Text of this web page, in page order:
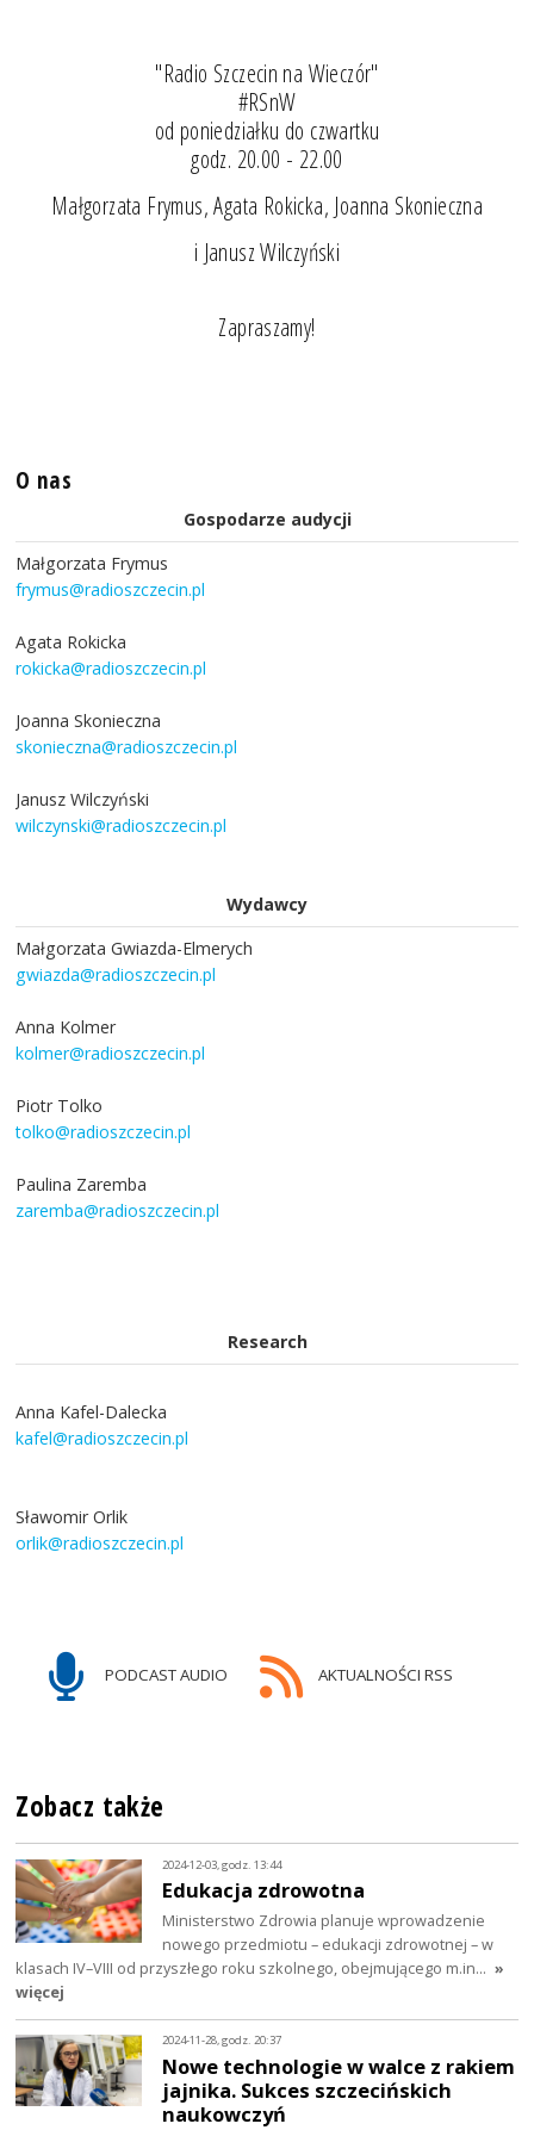
"Radio Szczecin na Wieczór"
#RSnW
od poniedziałku do czwartku
godz. 20.00 - 22.00
Małgorzata Frymus, Agata Rokicka, Joanna Skonieczna
i Janusz Wilczyński
Zapraszamy!
O nas
Gospodarze audycji
Małgorzata Frymus
frymus@radioszczecin.pl
Agata Rokicka
rokicka@radioszczecin.pl
Joanna Skonieczna
skonieczna@radioszczecin.pl
Janusz Wilczyński
wilczynski@radioszczecin.pl
Wydawcy
Małgorzata Gwiazda-Elmerych
gwiazda@radioszczecin.pl
Anna Kolmer
kolmer@radioszczecin.pl
Piotr Tolko
tolko@radioszczecin.pl
Paulina Zaremba
zaremba@radioszczecin.pl
Research
Anna Kafel-Dalecka
kafel@radioszczecin.pl
Sławomir Orlik
orlik@radioszczecin.pl
PODCAST AUDIO AKTUALNOŚCI RSS
Zobacz także
2024-12-03, godz. 13:44
Edukacja zdrowotna
Ministerstwo Zdrowia planuje wprowadzenie
nowego przedmiotu – edukacji zdrowotnej – w
klasach IV–VIII od przyszłego roku szkolnego, obejmującego m.in… »
więcej
2024-11-28, godz. 20:37
Nowe technologie w walce z rakiem
jajnika. Sukces szczecińskich
naukowczyń